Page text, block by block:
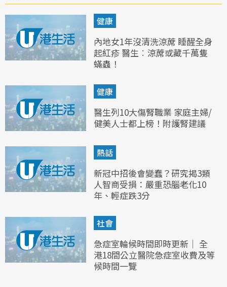
健康
內地女1年沒清洗涼蓆 睡醒全身
起紅疹 醫生︰涼蓆或藏千萬隻
蟎蟲！
健康
醫生列10大傷腎職業 家庭主婦/
健美人士都上榜！附護腎建議
熱話
新冠中招後會變蠢？研究揭3類
人智商受損：嚴重恐腦老化10
年、輕症跌3分
社會
急症室輪候時間即時更新｜ 全
港18間公立醫院急症室收費及等
候時間一覽